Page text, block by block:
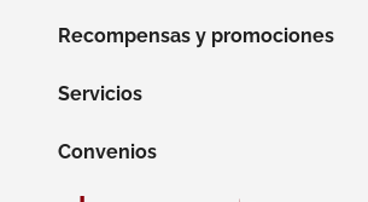
Recompensas y promociones
Servicios
Convenios